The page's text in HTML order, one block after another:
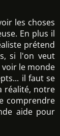
les choses
En plus il
prétend
si l'on veut
le monde
il faut se
réalité, notre
comprendre
aide pour